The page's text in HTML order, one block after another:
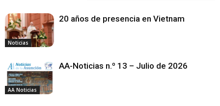
Noticias
20 años de presencia en Vietnam
AA Noticias
AA-Noticias n.º 13 – Julio de 2026